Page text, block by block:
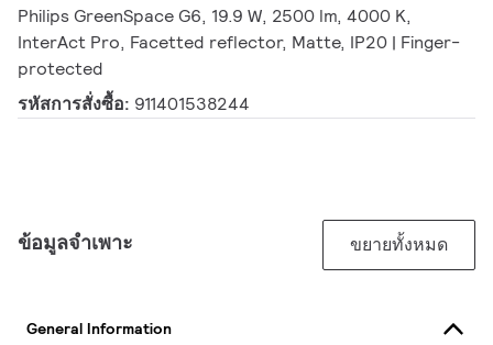
Philips GreenSpace G6, 19.9 W, 2500 lm, 4000 K,
InterAct Pro, Facetted reflector, Matte, IP20 | Finger-
protected
รหัสการสั่งซื้อ: 911401538244
ข้อมูลจำเพาะ ขยายทั้งหมด
General Information